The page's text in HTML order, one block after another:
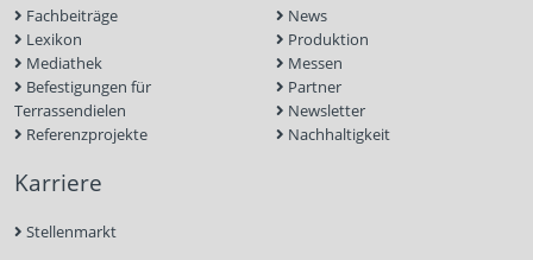
Fachbeiträge
Lexikon
Mediathek
Befestigungen für
Terrassendielen
Referenzprojekte
News
Produktion
Messen
Partner
Newsletter
Nachhaltigkeit
Karriere
Stellenmarkt